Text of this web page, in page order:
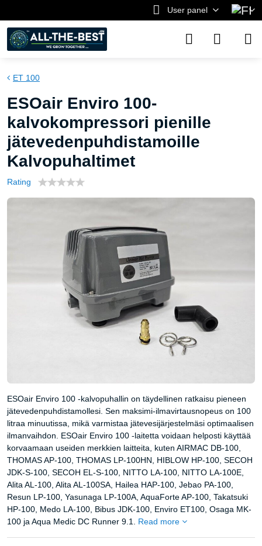
User panel
ET 100
ESOair Enviro 100-
kalvokompressori pienille
jätevedenpuhdistamoille
Kalvopuhaltimet
Rating
ESOair Enviro 100 -kalvopuhallin on täydellinen ratkaisu pieneen
jätevedenpuhdistamollesi. Sen maksimi-ilmavirtausnopeus on 100
litraa minuutissa, mikä varmistaa jätevesijärjestelmäsi optimaalisen
ilmanvaihdon. ESOair Enviro 100 -laitetta voidaan helposti käyttää
korvaamaan useiden merkkien laitteita, kuten AIRMAC DB-100,
THOMAS AP-100, THOMAS LP-100HN, HIBLOW HP-100, SECOH
JDK-S-100, SECOH EL-S-100, NITTO LA-100, NITTO LA-100E,
Alita AL-100, Alita AL-100SA, Hailea HAP-100, Jebao PA-100,
Resun LP-100, Yasunaga LP-100A, AquaForte AP-100, Takatsuki
HP-100, Medo LA-100, Bibus JDK-100, Enviro ET100, Osaga MK-
100 ja Aqua Medic DC Runner 9.1. Read more